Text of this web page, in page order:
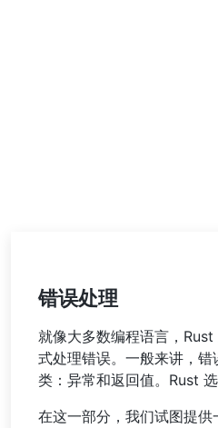
错误处理
就像大多数编程语言，
式处理错误。一般来讲，
类：异常和返回值。Rust 选
在这一部分，我们试图提